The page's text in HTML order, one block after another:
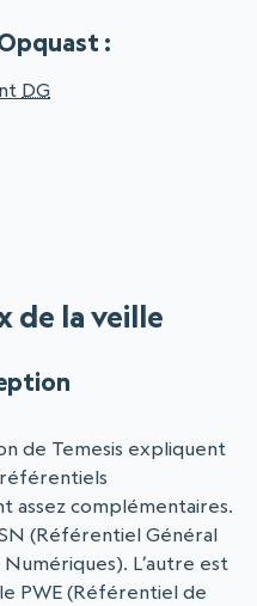
:
DG
de la veille
de Temesis expliquent
assez complémentaires.
(Référentiel Général
L’autre est
PWE (Référentiel de